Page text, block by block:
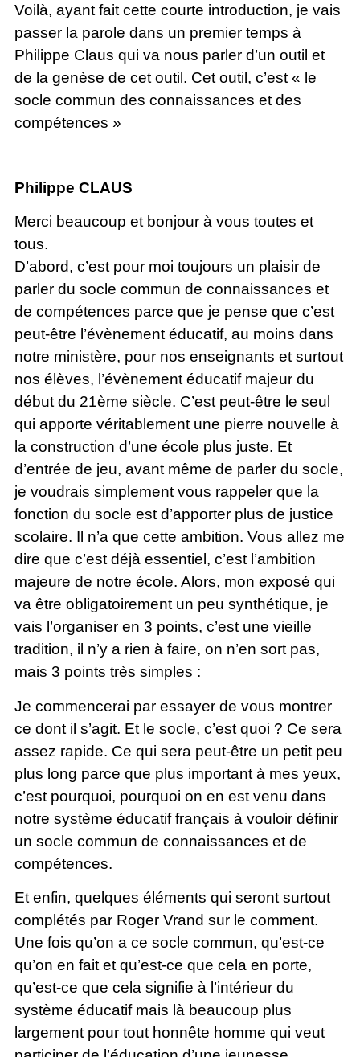
Voilà, ayant fait cette courte introduction, je vais
passer la parole dans un premier temps à
Philippe Claus qui va nous parler d’un outil et
de la genèse de cet outil. Cet outil, c’est « le
socle commun des connaissances et des
compétences »
Philippe CLAUS
Merci beaucoup et bonjour à vous toutes et
tous.
D’abord, c’est pour moi toujours un plaisir de
parler du socle commun de connaissances et
de compétences parce que je pense que c’est
peut-être l’évènement éducatif, au moins dans
notre ministère, pour nos enseignants et surtout
nos élèves, l’évènement éducatif majeur du
début du 21ème siècle. C’est peut-être le seul
qui apporte véritablement une pierre nouvelle à
la construction d’une école plus juste. Et
d’entrée de jeu, avant même de parler du socle,
je voudrais simplement vous rappeler que la
fonction du socle est d’apporter plus de justice
scolaire. Il n’a que cette ambition. Vous allez me
dire que c’est déjà essentiel, c’est l’ambition
majeure de notre école. Alors, mon exposé qui
va être obligatoirement un peu synthétique, je
vais l’organiser en 3 points, c’est une vieille
tradition, il n’y a rien à faire, on n’en sort pas,
mais 3 points très simples :
Je commencerai par essayer de vous montrer
ce dont il s’agit. Et le socle, c’est quoi ? Ce sera
assez rapide. Ce qui sera peut-être un petit peu
plus long parce que plus important à mes yeux,
c’est pourquoi, pourquoi on en est venu dans
notre système éducatif français à vouloir définir
un socle commun de connaissances et de
compétences.
Et enfin, quelques éléments qui seront surtout
complétés par Roger Vrand sur le comment.
Une fois qu’on a ce socle commun, qu’est-ce
qu’on en fait et qu’est-ce que cela en porte,
qu’est-ce que cela signifie à l’intérieur du
système éducatif mais là beaucoup plus
largement pour tout honnête homme qui veut